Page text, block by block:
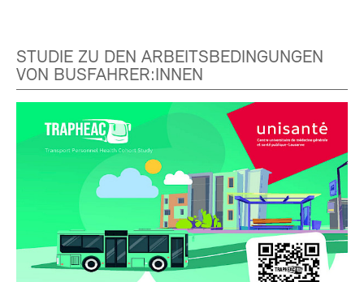
STUDIE ZU DEN ARBEITSBEDINGUNGEN
VON BUSFAHRER:INNEN